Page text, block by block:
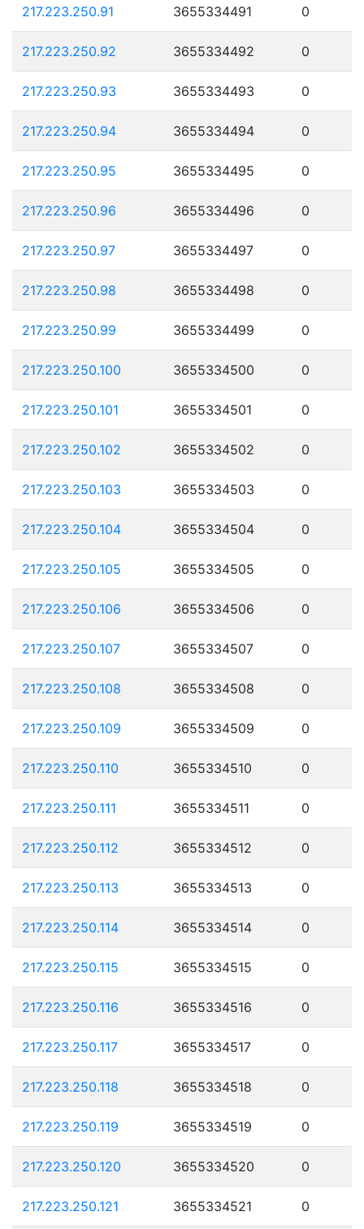
217.223.250.91 3655334491 0
217.223.250.92 3655334492 0
217.223.250.93 3655334493 0
217.223.250.94 3655334494 0
217.223.250.95 3655334495 0
217.223.250.96 3655334496 0
217.223.250.97 3655334497 0
217.223.250.98 3655334498 0
217.223.250.99 3655334499 0
217.223.250.100 3655334500 0
217.223.250.101 3655334501 0
217.223.250.102 3655334502 0
217.223.250.103 3655334503 0
217.223.250.104 3655334504 0
217.223.250.105 3655334505 0
217.223.250.106 3655334506 0
217.223.250.107 3655334507 0
217.223.250.108 3655334508 0
217.223.250.109 3655334509 0
217.223.250.110 3655334510 0
217.223.250.111 3655334511 0
217.223.250.112 3655334512 0
217.223.250.113 3655334513 0
217.223.250.114 3655334514 0
217.223.250.115 3655334515 0
217.223.250.116 3655334516 0
217.223.250.117 3655334517 0
217.223.250.118 3655334518 0
217.223.250.119 3655334519 0
217.223.250.120 3655334520 0
217.223.250.121 3655334521 0